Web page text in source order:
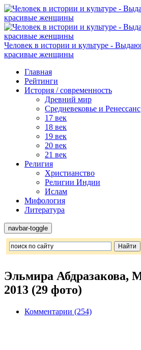
Человек в истории и культуре -
красивые женщины
Главная
Рейтинги
История / современность
Древний мир
Средневековье и Ренессанс
17 век
18 век
19 век
20 век
21 век
Религия
Христианство
Религии Индии
Ислам
Мифология
Литература
navbar-toggle
Эльмира Абдразакова,
2013 (29 фото)
Комментарии (254)